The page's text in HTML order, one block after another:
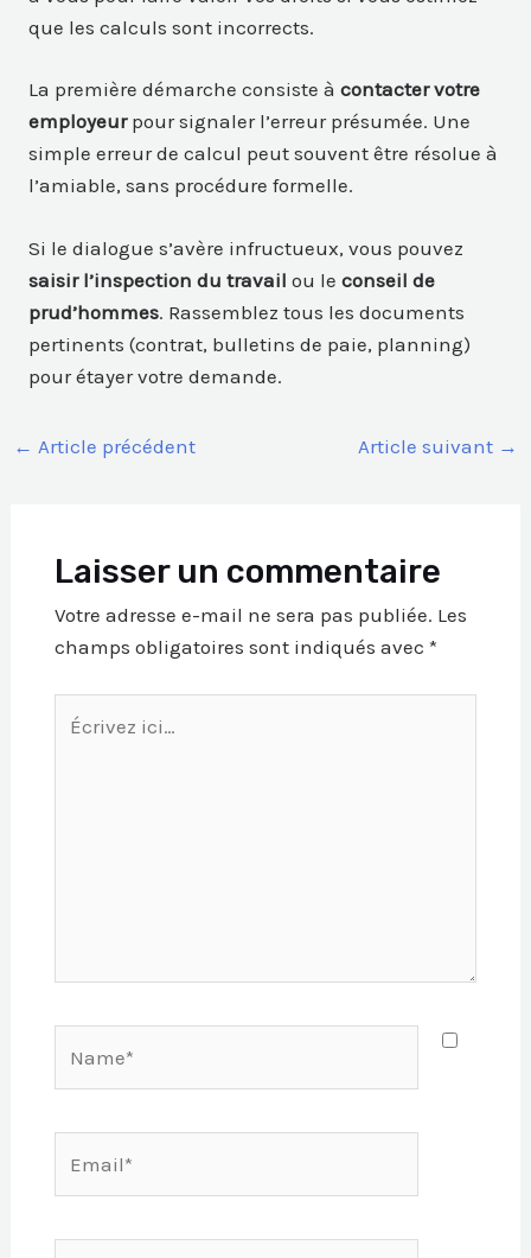
que les calculs sont incorrects.
La première démarche consiste àcontacter votre
employeurpour signaler l’erreur présumée. Une
simple erreur de calcul peut souvent être résolue à
l’amiable, sans procédure formelle.
Si le dialogue s’avère infructueux, vous pouvez
saisir l’inspection du travail ou le conseil de
prud’hommes. Rassemblez tous les documents
pertinents (contrat, bulletins de paie, planning)
pour étayer votre demande.
← Article précédent Article suivant →
Laisser un commentaire
Votre adresse e-mail ne sera pas publiée. Les
champs obligatoires sont indiqués avec *
ici…